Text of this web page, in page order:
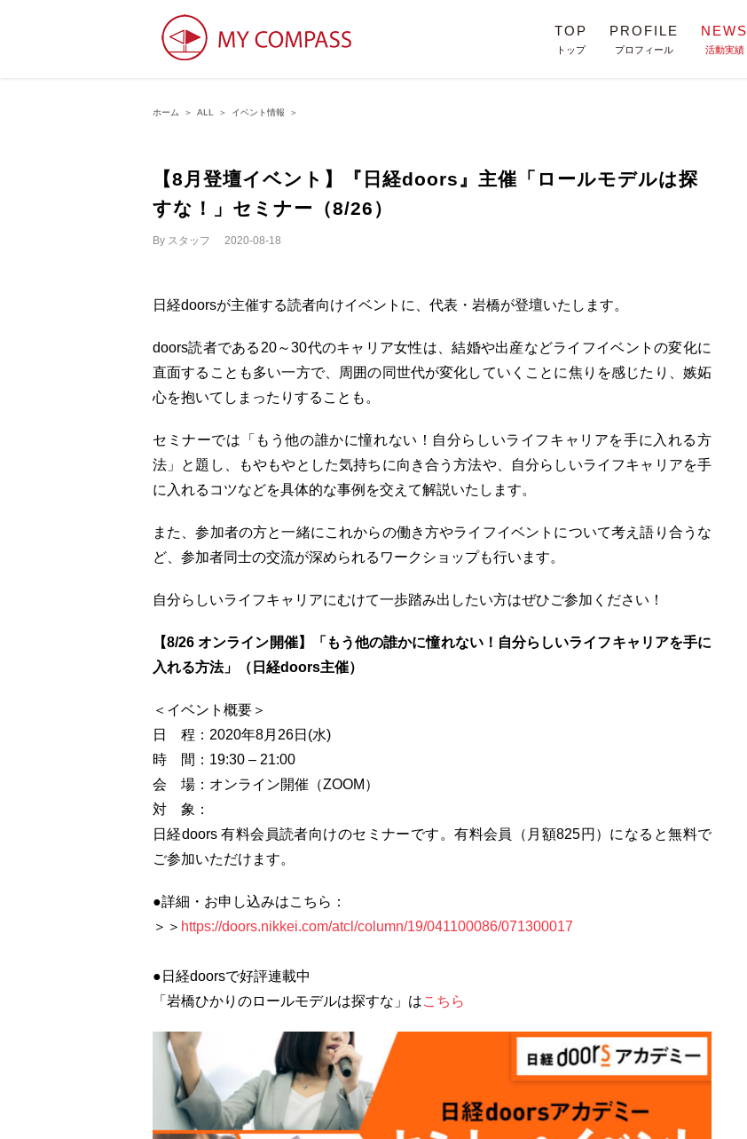
TOP
トップ
PROFILE
プロフィール
NEWS
活動実績
ホーム ＞ ALL ＞ イベント情報 ＞
【8月登壇イベント】『日経doors』主催「ロールモデルは探
すな！」セミナー（8/26）
By スタッフ 2020-08-18
日経doorsが主催する読者向けイベントに、代表・岩橋が登壇いたします。
doors読者である20～30代のキャリア女性は、結婚や出産などライフイベントの変化に
直面することも多い一方で、周囲の同世代が変化していくことに焦りを感じたり、嫉妬
心を抱いてしまったりすることも。
セミナーでは「もう他の誰かに憧れない！自分らしいライフキャリアを手に入れる方
法」と題し、もやもやとした気持ちに向き合う方法や、自分らしいライフキャリアを手
に入れるコツなどを具体的な事例を交えて解説いたします。
また、参加者の方と一緒にこれからの働き方やライフイベントについて考え語り合うな
ど、参加者同士の交流が深められるワークショップも行います。
自分らしいライフキャリアにむけて一歩踏み出したい方はぜひご参加ください！
【8/26 オンライン開催】「もう他の誰かに憧れない！自分らしいライフキャリアを手に
入れる方法」（日経doors主催）
＜イベント概要＞
日 程：2020年8月26日(水)
時 間：19:30 – 21:00
会 場：オンライン開催（ZOOM）
対 象：
日経doors 有料会員読者向けのセミナーです。有料会員（月額825円）になると無料で
ご参加いただけます。
●詳細・お申し込みはこちら：
＞＞ https://doors.nikkei.com/atcl/column/19/041100086/071300017
●日経doorsで好評連載中
「岩橋ひかりのロールモデルは探すな」はこちら